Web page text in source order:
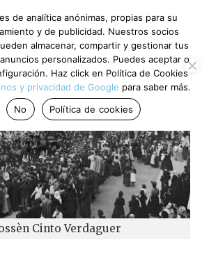
Cinto Verdaguer
de analítica anónimas, propias para su
y de publicidad. Nuestros socios
almacenar, compartir y gestionar tus
personalizados. Puedes aceptar o
Haz click en Política de Cookies
y privacidad de Google para saber más.
No Política de cookies